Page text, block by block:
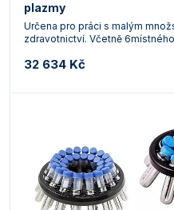
plazmy
Určena pro práci s malým
zdravotnictví. Včetně
32 634 Kč